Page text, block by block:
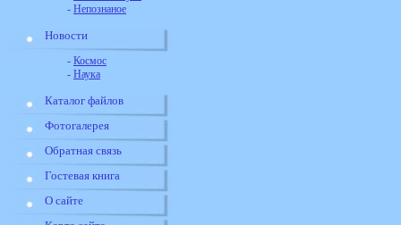
- Непознаное
Новости
- Космос
- Наука
Каталог файлов
Фотогалерея
Обратная связь
Гостевая книга
О сайте